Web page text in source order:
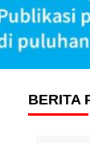
BERITA